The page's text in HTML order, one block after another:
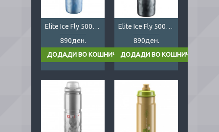
Elite Ice Fly 500ml blue
890ден.
Elite Ice Fly 500ml dark grey
890ден.